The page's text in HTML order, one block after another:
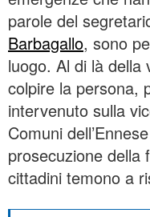
parole del
Barbagallo, sono
luogo. Al di là
colpire la persona,
intervenuto sulla
Comuni
prosecuzione della
cittadini temono a